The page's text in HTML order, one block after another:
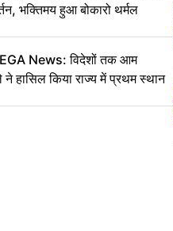
भक्तिमय हुआ बोकारो थर्मल
News: विदेशों तक आम
ने हासिल किया राज्य में प्रथम स्थान